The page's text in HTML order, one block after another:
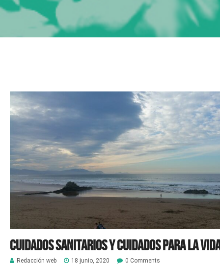
Cuidados sanitarios y cuidados para la
Redacción web 18 junio, 2020 0 Comments